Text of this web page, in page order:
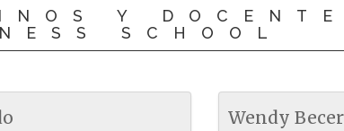
Y
SCHOOL
Wendy